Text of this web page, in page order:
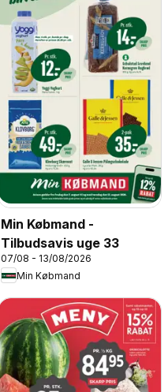
Min Købmand -
Tilbudsavis uge 33
07/08 - 13/08/2026
Min Købmand